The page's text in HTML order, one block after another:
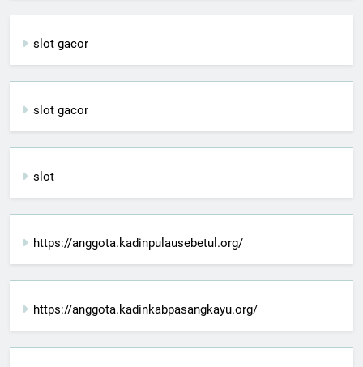
slot gacor
slot gacor
slot
https://anggota.kadinpulausebetul.org/
https://anggota.kadinkabpasangkayu.org/